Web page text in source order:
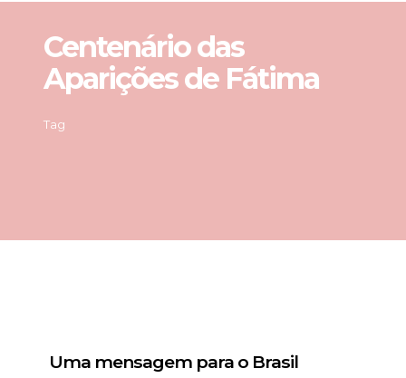
Centenário das
Aparições de Fátima
Tag
Uma mensagem para o Brasil